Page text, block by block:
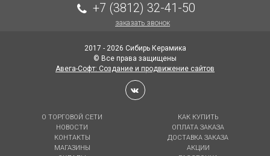
+7 (3812) 32-41-50
заказать звонок
2017 - 2026 Сибирь Керамика
© Все права защищены
Авега-Софт: Создание и продвижение сайтов
О ТОРГОВОЙ СЕТИ
НОВОСТИ
КОНТАКТЫ
МАГАЗИНЫ
КАК КУПИТЬ
ОПЛАТА ЗАКАЗА
ДОСТАВКА ЗАКАЗА
АКЦИИ